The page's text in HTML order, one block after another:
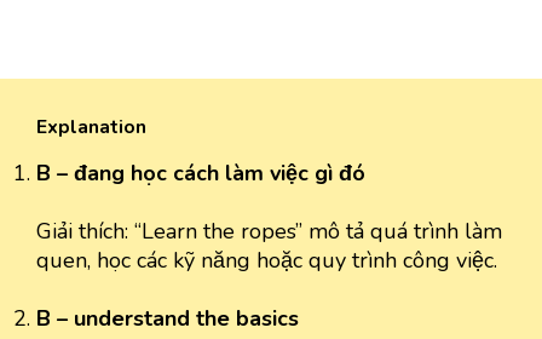
Explanation
B – đang học cách làm việc gì đó
Giải thích: “Learn the ropes” mô tả quá trình làm
quen, học các kỹ năng hoặc quy trình công việc.
B – understand the basics